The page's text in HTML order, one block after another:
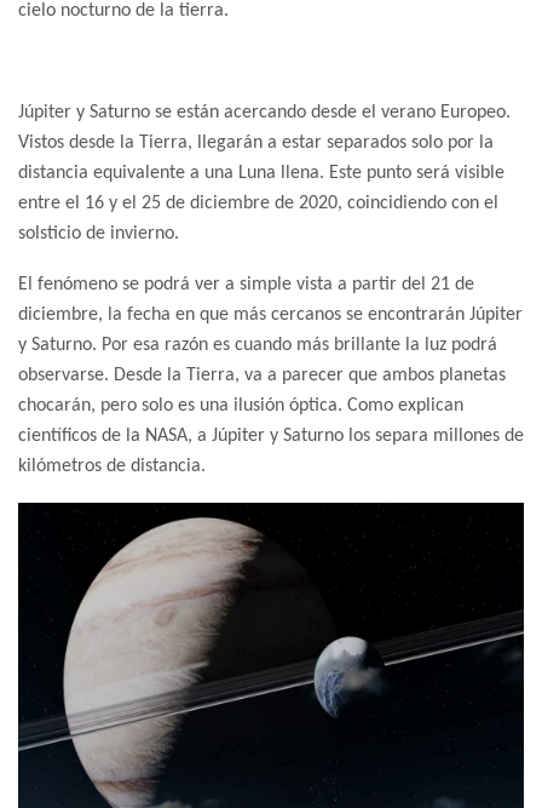
cielo nocturno de la tierra.
Júpiter y Saturno se están acercando desde el verano Europeo.
Vistos desde la Tierra, llegarán a estar separados solo por la
distancia equivalente a una Luna llena. Este punto será visible
entre el 16 y el 25 de diciembre de 2020, coincidiendo con el
solsticio de invierno.
El fenómeno se podrá ver a simple vista a partir del 21 de
diciembre, la fecha en que más cercanos se encontrarán Júpiter
y Saturno. Por esa razón es cuando más brillante la luz podrá
observarse. Desde la Tierra, va a parecer que ambos planetas
chocarán, pero solo es una ilusión óptica. Como explican
científicos de la NASA, a Júpiter y Saturno los separa millones de
kilómetros de distancia.